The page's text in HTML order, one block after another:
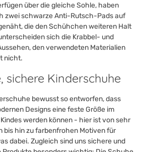
über die gleiche Sohle, haben
zwei schwarze Anti-Rutsch-Pads auf
die den Schühchen weiteren Halt
sich die Krabbel- und
den verwendeten Materialien
nicht.
sichere Kinderschuhe
bewusst so entworfen, dass
Designs eine feste Größe im
werden können - hier ist von sehr
hin zu farbenfrohen Motiven für
dabei. Zugleich sind uns sichere und